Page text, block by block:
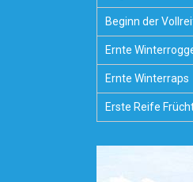
Beginn der
Ernte
Ernte Winterraps
Erste Reife